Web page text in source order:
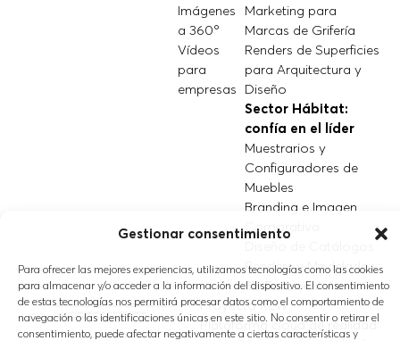
Gestionar consentimiento
Para ofrecer las mejores experiencias, utilizamos tecnologías como las cookies
para almacenar y/o acceder a la información del dispositivo. El consentimiento
de estas tecnologías nos permitirá procesar datos como el comportamiento de
navegación o las identificaciones únicas en este sitio. No consentir o retirar el
consentimiento, puede afectar negativamente a ciertas características y
Imágenes
a 360º
Vídeos
para
empresas
Marketing para
Marcas de Grifería
Renders de Superficies
para Arquitectura y
Diseño
Sector Hábitat:
confía en el líder
Muestrarios y
Configuradores de
Muebles
Branding e Imagen
Corporativa
Renders y Modelados
3D Fotorrealistas
Proyecto REW:
Plataforma cloud de realidad